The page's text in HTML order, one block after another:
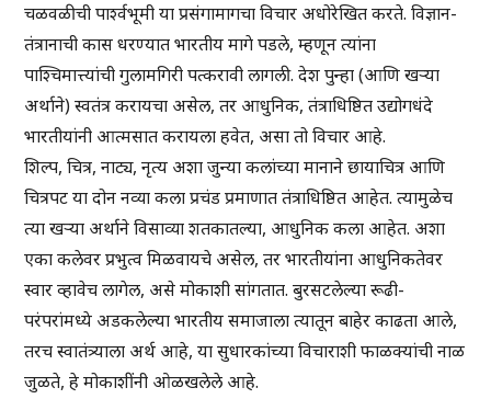
चळवळीची पार्श्वभूमी या प्रसंगामागचा विचार अधोरेखित करते. विज्ञान-
तंत्रानाची कास धरण्यात भारतीय मागे पडले, म्हणून त्यांना
पाश्चिमात्त्यांची गुलामगिरी पत्करावी लागली. देश पुन्हा (आणि खऱ्या
अर्थाने) स्वतंत्र करायचा असेल, तर आधुनिक, तंत्राधिष्ठित उद्योगधंदे
भारतीयांनी आत्मसात करायला हवेत, असा तो विचार आहे.
शिल्प, चित्र, नाट्य, नृत्य अशा जुन्या कलांच्या मानाने छायाचित्र आणि
चित्रपट या दोन नव्या कला प्रचंड प्रमाणात तंत्राधिष्ठित आहेत. त्यामुळेच
त्या खऱ्या अर्थाने विसाव्या शतकातल्या, आधुनिक कला आहेत. अशा
एका कलेवर प्रभुत्व मिळवायचे असेल, तर भारतीयांना आधुनिकतेवर
स्वार व्हावेच लागेल, असे मोकाशी सांगतात. बुरसटलेल्या रूढी-
परंपरांमध्ये अडकलेल्या भारतीय समाजाला त्यातून बाहेर काढता आले,
तरच स्वातंत्र्याला अर्थ आहे, या सुधारकांच्या विचाराशी फाळक्यांची नाळ
जुळते, हे मोकाशींनी ओळखलेले आहे.